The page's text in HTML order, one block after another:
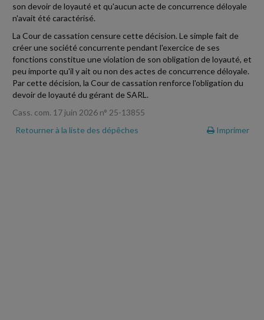
son devoir de loyauté et qu'aucun acte de concurrence déloyale
n'avait été caractérisé.
La Cour de cassation censure cette décision. Le simple fait de
créer une société concurrente pendant l'exercice de ses
fonctions constitue une violation de son obligation de loyauté, et
peu importe qu'il y ait ou non des actes de concurrence déloyale.
Par cette décision, la Cour de cassation renforce l'obligation du
devoir de loyauté du gérant de SARL.
Cass. com. 17 juin 2026 n° 25-13855
Retourner à la liste des dépêches
Imprimer